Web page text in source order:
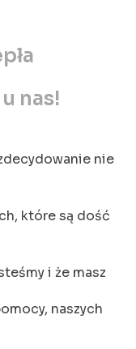
nas!
nie
które są dość
i że masz
naszych